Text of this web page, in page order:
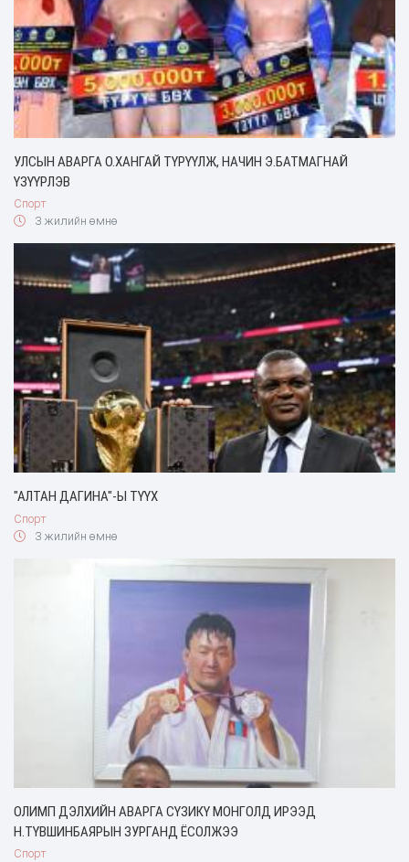
УЛСЫН АВАРГА О.ХАНГАЙ ТҮРҮҮЛЖ, НАЧИН Э.БАТМАГНАЙ
ҮЗҮҮРЛЭВ
Спорт
3 жилийн өмнө
"АЛТАН ДАГИНА"-Ы ТҮҮХ
Спорт
3 жилийн өмнө
ОЛИМП ДЭЛХИЙН АВАРГА СҮЗИКҮ МОНГОЛД ИРЭЭД
Н.ТҮВШИНБАЯРЫН ЗУРГАНД ЁСОЛЖЭЭ
Спорт